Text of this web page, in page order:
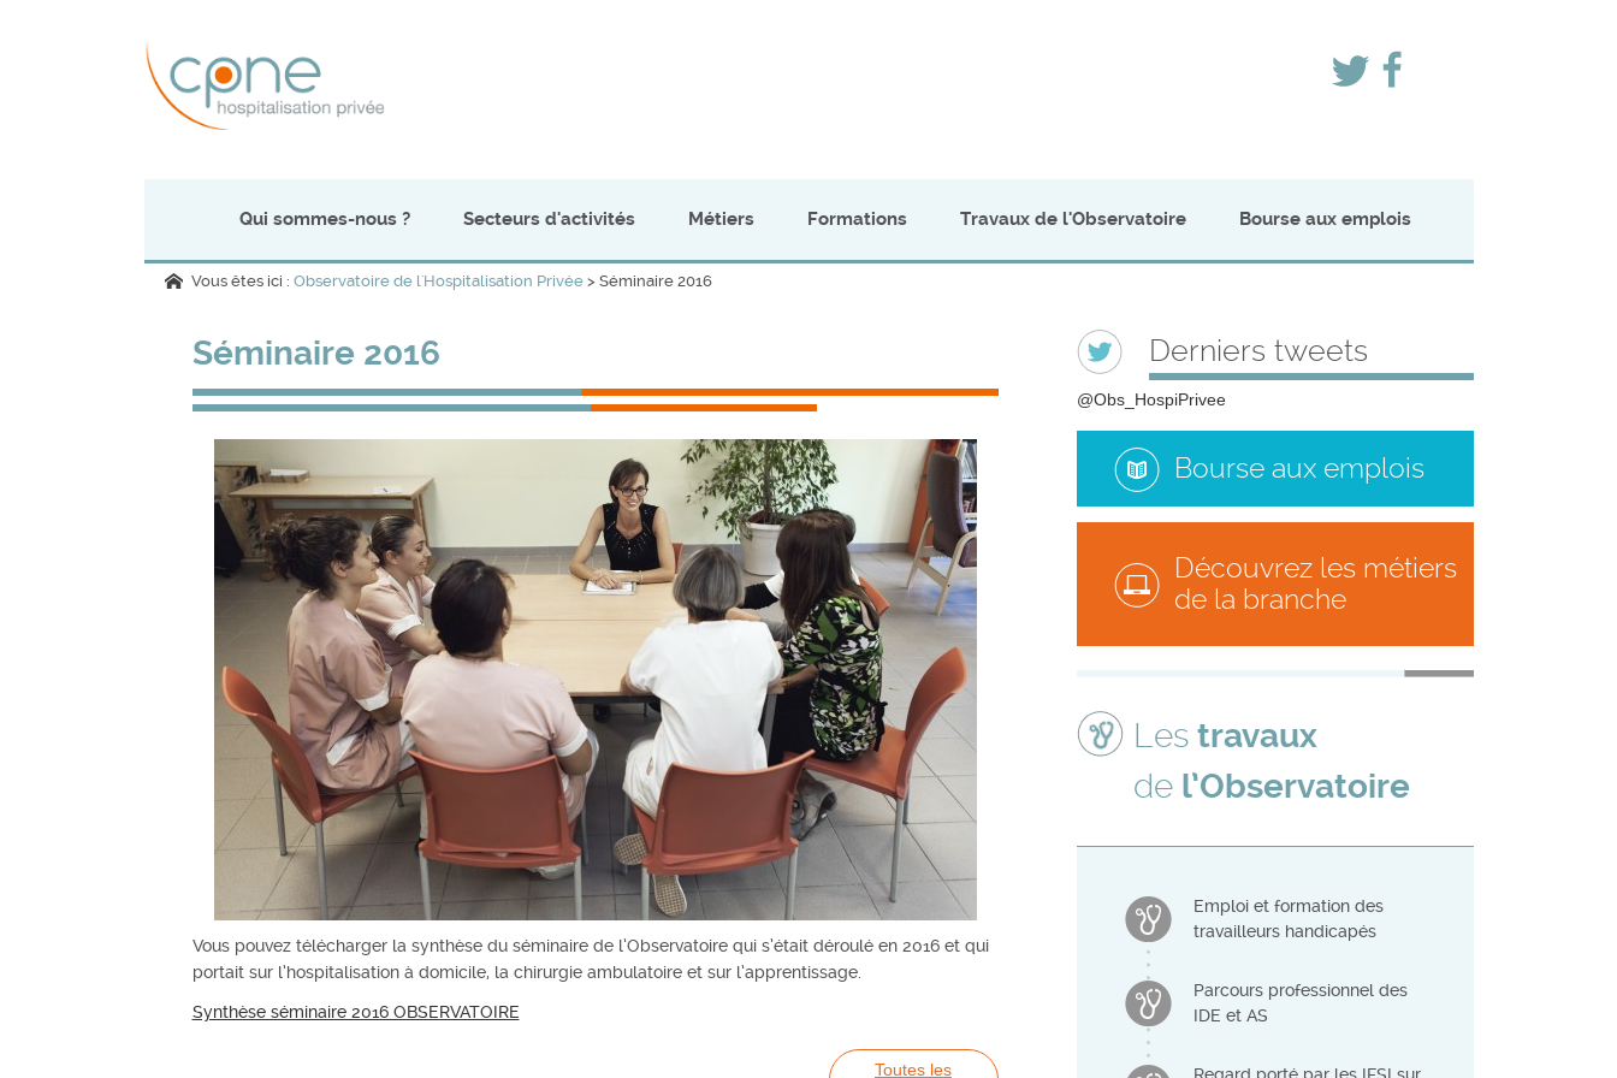
Qui sommes-nous ? Secteurs d'activités Métiers Formations Travaux de l'Observatoire Bourse aux emplois
Vous êtes ici : Observatoire de l'Hospitalisation Privée> Séminaire 2016
Séminaire 2016
Vous pouvez télécharger la synthèse du séminaire de l’Observatoire qui s’était déroulé en 2016 et qui
portait sur l’hospitalisation à domicile, la chirurgie ambulatoire et sur l’apprentissage.
Synthèse séminaire 2016 OBSERVATOIRE
Toutes les
Derniers tweets
@Obs_HospiPrivee
Bourse aux emplois
Découvrez les métiers
de la branche
Les travaux
de l’Observatoire
Emploi et formation des
travailleurs handicapés
Parcours professionnel des
IDE et AS